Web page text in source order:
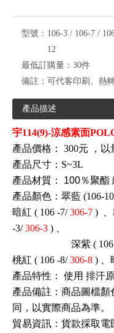
型號： 106-3 / 106-7 /
12
最低訂購量： 30件
備註： 可代客印刷、熱
產品描述
宇114(9)-涼感素面
產品價格：
300元
，
產品尺寸：S~3L
產品材質：
100％聚酯
產品顏色：翠藍 (106-
暗紅 ( 106 -7/ 306-7 )
-3/ 306-3 )
深紫 ( 106
桃紅 ( 106 -8/ 306-8 )
產品特性：
使用 排汗
產品備註：商品圖檔
同，以實際商品為準。
貿易資訊 ： 貨款採取電